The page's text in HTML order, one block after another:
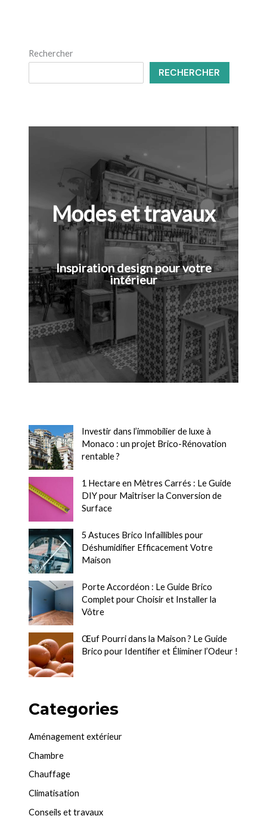
Rechercher
RECHERCHER
Modes et travaux
Inspiration design pour votre
intérieur
Investir dans l’immobilier de luxe à
Monaco : un projet Brico-Rénovation
rentable ?
1 Hectare en Mètres Carrés : Le Guide
DIY pour Maîtriser la Conversion de
Surface
5 Astuces Brico Infaillibles pour
Déshumidifier Efficacement Votre
Maison
Porte Accordéon : Le Guide Brico
Complet pour Choisir et Installer la
Vôtre
Œuf Pourri dans la Maison ? Le Guide
Brico pour Identifier et Éliminer l’Odeur !
Categories
Aménagement extérieur
Chambre
Chauffage
Climatisation
Conseils et travaux